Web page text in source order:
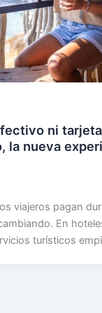
ni
la nueva
viajeros pagan
En
turísticos